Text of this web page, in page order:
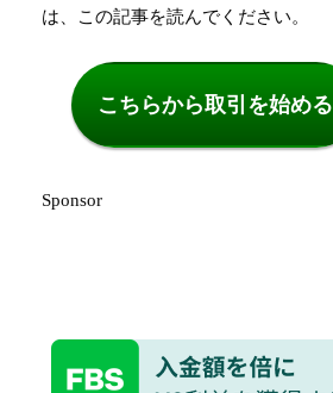
は、この記事を読んでください。
こちらから取引を始める
Sponsor